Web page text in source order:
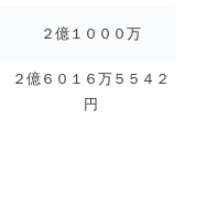
２億１０００万
２億６０１６万５５４２
円